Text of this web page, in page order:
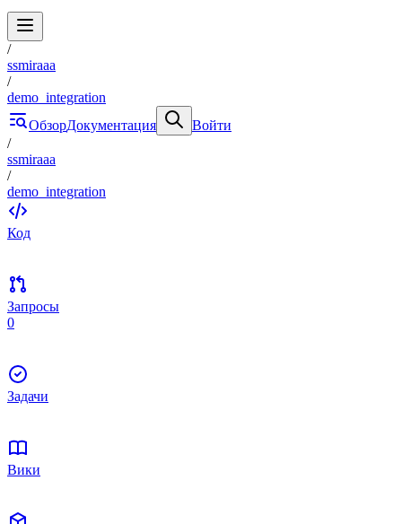
/
ssmiraaa
/
demo_integration
ОбзорДокументация
Войти
/
ssmiraaa
/
demo_integration
Код
Запросы
0
Задачи
Вики